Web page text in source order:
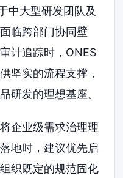
中大型研发团队及
临跨部门协同壁
计追踪时，ONES
坚实的流程支撑，
研发的理想基座。
企业级需求治理理
地时，建议优先启
织既定的规范固化